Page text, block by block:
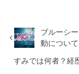
ブルーシ
動について
すみでは何者？経